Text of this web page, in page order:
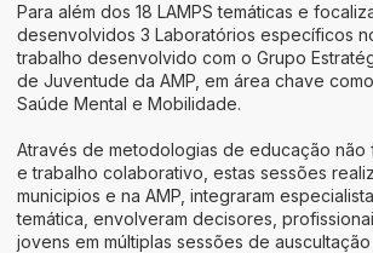
Para além dos 18 LAMPS temáticas e
desenvolvidos 3 Laboratórios específicos
trabalho desenvolvido com o Grupo
de Juventude da AMP, em área chave
Saúde Mental e Mobilidade.
Através de metodologias de educação não
e trabalho colaborativo, estas sessões
municipios e na AMP, integraram
temática, envolveram decisores,
jovens em múltiplas sessões de